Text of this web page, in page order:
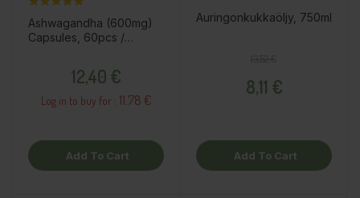
Ashwagandha (600mg)
Capsules, 60pcs /
12,40 €
Log in to buy for : 11.78 €
Add To Cart
Auringonkukkaöljy, 750ml
8,11 €
Add To Cart